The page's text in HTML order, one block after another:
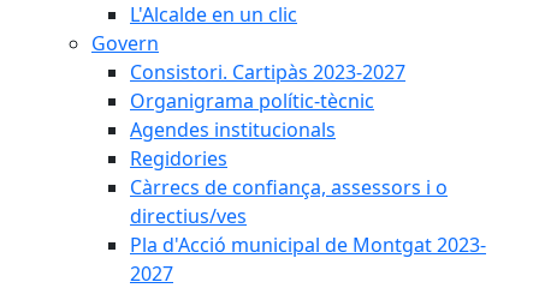
L'Alcalde en un clic
Govern
Consistori. Cartipàs 2023-2027
Organigrama polític-tècnic
Agendes institucionals
Regidories
Càrrecs de confiança, assessors i o
directius/ves
Pla d'Acció municipal de Montgat 2023-
2027